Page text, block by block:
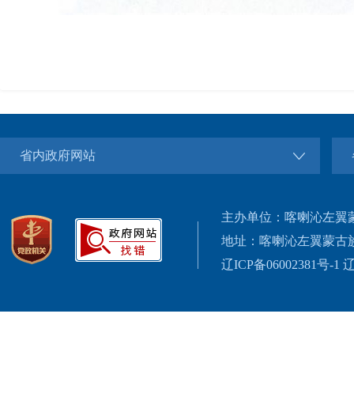
省内政府网站
主办单位：喀喇沁左翼
地址：喀喇沁左翼蒙古
辽ICP备06002381号-1